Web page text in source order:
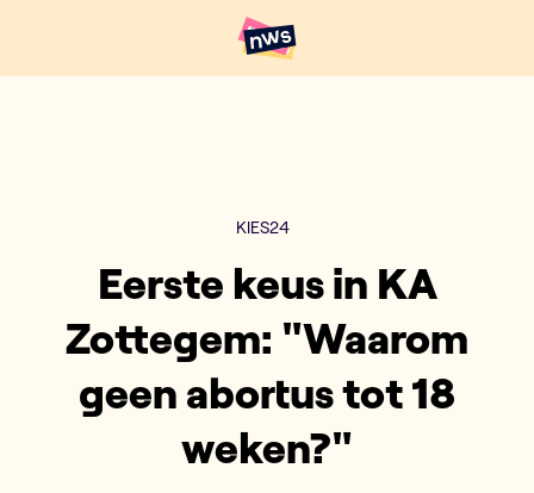
Hoofdpunten VRT NWS
KIES24
Eerste keus in KA
Zottegem: "Waarom
geen abortus tot 18
weken?"